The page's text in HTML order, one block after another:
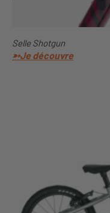
Selle Shotgun
➳Jedécouvre